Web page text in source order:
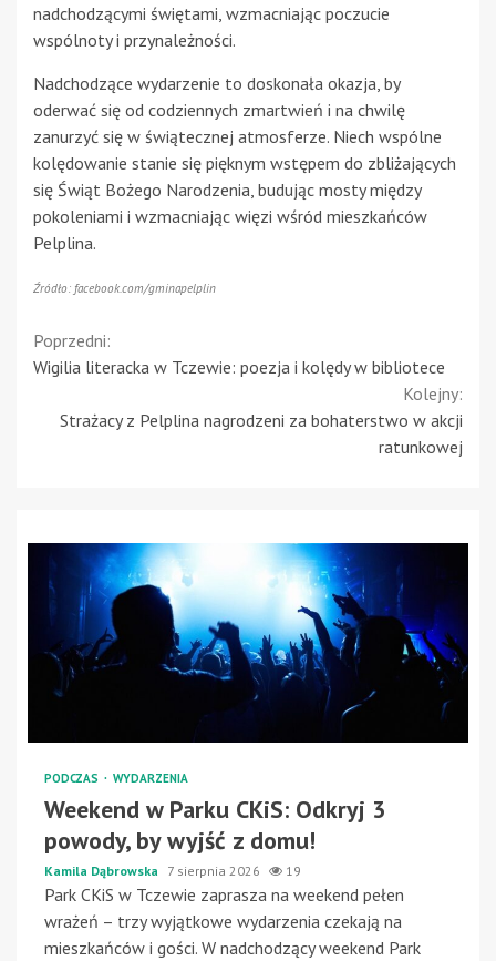
nadchodzącymi świętami, wzmacniając poczucie
wspólnoty i przynależności.
Nadchodzące wydarzenie to doskonała okazja, by
oderwać się od codziennych zmartwień i na chwilę
zanurzyć się w świątecznej atmosferze. Niech wspólne
kolędowanie stanie się pięknym wstępem do zbliżających
się Świąt Bożego Narodzenia, budując mosty między
pokoleniami i wzmacniając więzi wśród mieszkańców
Pelplina.
Źródło: facebook.com/gminapelplin
Continue
Reading
Poprzedni:
Wigilia literacka w Tczewie: poezja i kolędy w bibliotece
Kolejny:
Strażacy z Pelplina nagrodzeni za bohaterstwo w akcji
ratunkowej
PODCZAS WYDARZENIA
Weekend w Parku CKiS: Odkryj 3
powody, by wyjść z domu!
Kamila Dąbrowska 7 sierpnia 2026 19
Park CKiS w Tczewie zaprasza na weekend pełen
wrażeń – trzy wyjątkowe wydarzenia czekają na
mieszkańców i gości. W nadchodzący weekend Park